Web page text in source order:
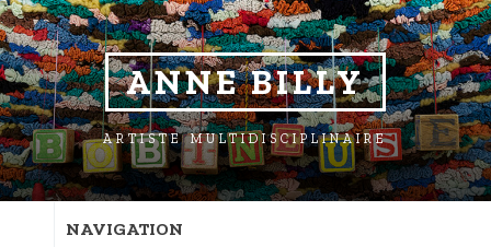
ANNE BILLY
ARTISTE MULTIDISCIPLINAIRE
NAVIGATION